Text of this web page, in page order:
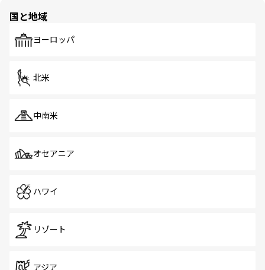
で、ホーカーズは地元の風情を楽しめる外せないスポット
国と地域
ヨーロッパ
北米
中南米
オセアニア
ハワイ
リゾート
アジア